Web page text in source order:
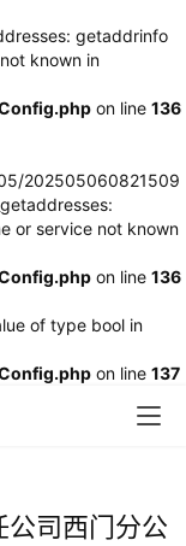
getaddrinfo
known in
on line 136
202505060821509
or service not known
on line 136
of type bool in
on line 137
公司西门分公